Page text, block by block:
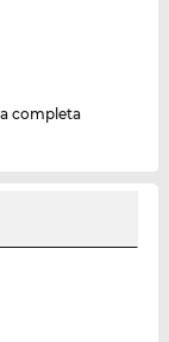
completa